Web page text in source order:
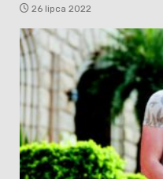
26 lipca 2022